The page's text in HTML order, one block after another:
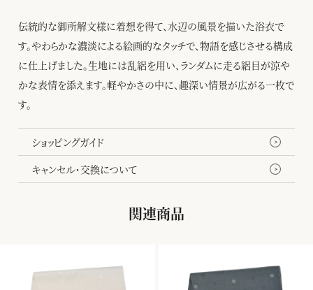
伝統的な御所解文様に着想を得て、水辺の風景を描いた浴衣で
す。やわらかな濃淡による絵画的なタッチで、物語を感じさせる構成
に仕上げました。生地には乱絽を用い、ランダムに走る絽目が涼や
かな表情を添えます。軽やかさの中に、趣深い情景が広がる一枚で
す。
ショッピングガイド
キャンセル・交換について
関連商品